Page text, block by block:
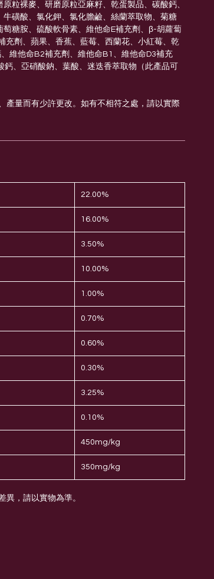
粒裸麥、研磨原粒亞麻籽、乾蛋製品、碳酸鈣、
磺酸、氯化鉀、氯化膽鹼、絲蘭萃取物、菊糖
萄糖胺、硫酸軟骨素、維他命E補充劑、β-胡蘿蔔
充劑、蘋果、香蕉、藍莓、西蘭花、小紅莓、乾
維他命B2補充劑、維他命B1、維他命D3補充
、亞硝酸鈉、葉酸、迷迭香萃取物（此產品可
產量而有少許更改。如有不相符之處，請以實際
22.00%
16.00%
3.50%
10.00%
1.00%
0.70%
0.60%
0.30%
3.25%
0.10%
450mg/kg
350mg/kg
異，請以實物為準。